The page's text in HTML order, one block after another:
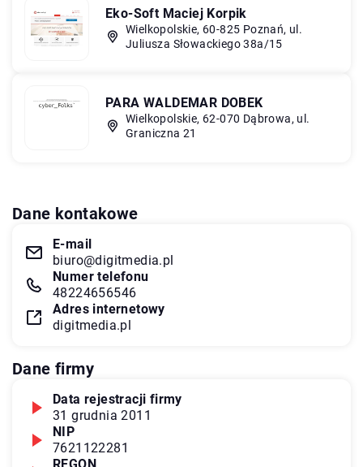
Eko-Soft Maciej Korpik
Wielkopolskie, 60-825 Poznań, ul.
Juliusza Słowackiego 38a/15
PARA WALDEMAR DOBEK
Wielkopolskie, 62-070 Dąbrowa, ul.
Graniczna 21
Dane kontakowe
E-mail
biuro@digitmedia.pl
Numer telefonu
48224656546
Adres internetowy
digitmedia.pl
Dane firmy
Data rejestracji firmy
31 grudnia 2011
NIP
7621122281
REGON